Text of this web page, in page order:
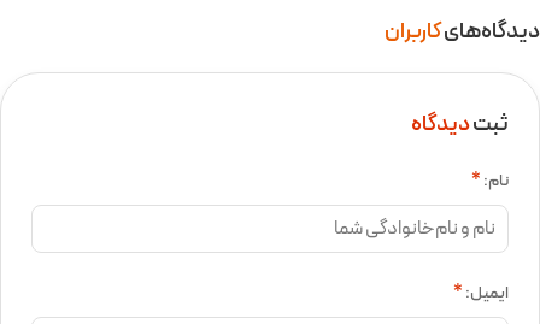
دیدگاه‌هایکاربران
ثبتدیدگاه
نام:*
ایمیل:*